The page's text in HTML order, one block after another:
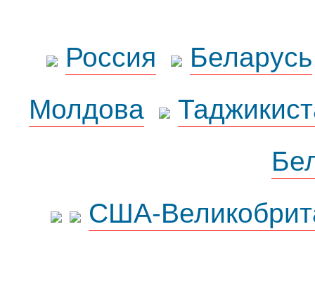
Россия
Беларусь
Молдова
США-